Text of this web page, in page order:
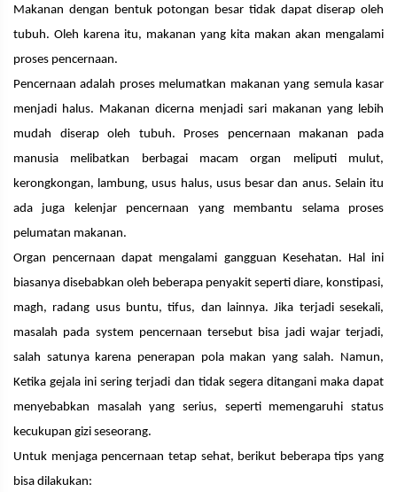
Makanan dengan bentuk potongan besar tidak dapat diserap oleh
tubuh. Oleh karena itu, makanan yang kita makan akan mengalami
proses pencernaan.
Pencernaan adalah proses melumatkan makanan yang semula kasar
menjadi halus. Makanan dicerna menjadi sari makanan yang lebih
mudah diserap oleh tubuh. Proses pencernaan makanan pada
manusia melibatkan berbagai macam organ meliputi mulut,
kerongkongan, lambung, usus halus, usus besar dan anus. Selain itu
ada juga kelenjar pencernaan yang membantu selama proses
pelumatan makanan.
Organ pencernaan dapat mengalami gangguan Kesehatan. Hal ini
biasanya disebabkan oleh beberapa penyakit seperti diare, konstipasi,
magh, radang usus buntu, tifus, dan lainnya. Jika terjadi sesekali,
masalah pada system pencernaan tersebut bisa jadi wajar terjadi,
salah satunya karena penerapan pola makan yang salah. Namun,
Ketika gejala ini sering terjadi dan tidak segera ditangani maka dapat
menyebabkan masalah yang serius, seperti memengaruhi status
kecukupan gizi seseorang.
Untuk menjaga pencernaan tetap sehat, berikut beberapa tips yang
bisa dilakukan: